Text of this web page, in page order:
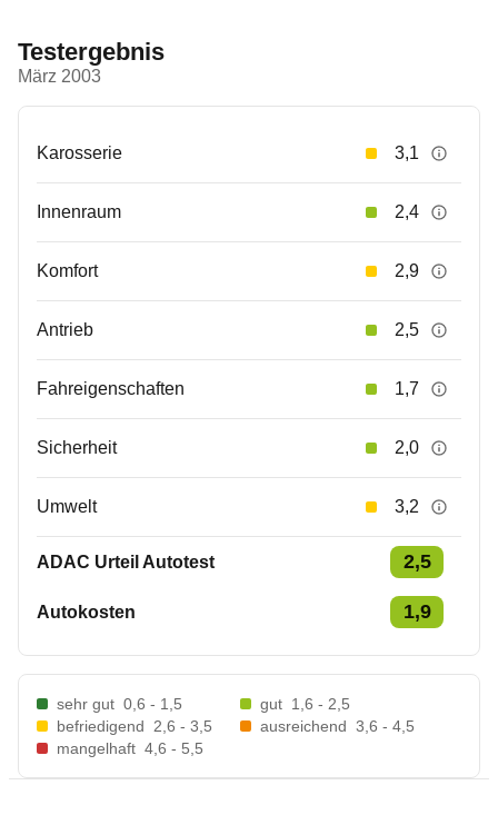
Testergebnis
März 2003
Karosserie 3,1
Innenraum 2,4
Komfort 2,9
Antrieb 2,5
Fahreigenschaften 1,7
Sicherheit 2,0
Umwelt 3,2
ADAC Urteil Autotest 2,5
Autokosten 1,9
sehr gut 0,6 - 1,5 gut 1,6 - 2,5
befriedigend
2,6 - 3,5 ausreichend 3,6 - 4,5
mangelhaft 4,6 - 5,5